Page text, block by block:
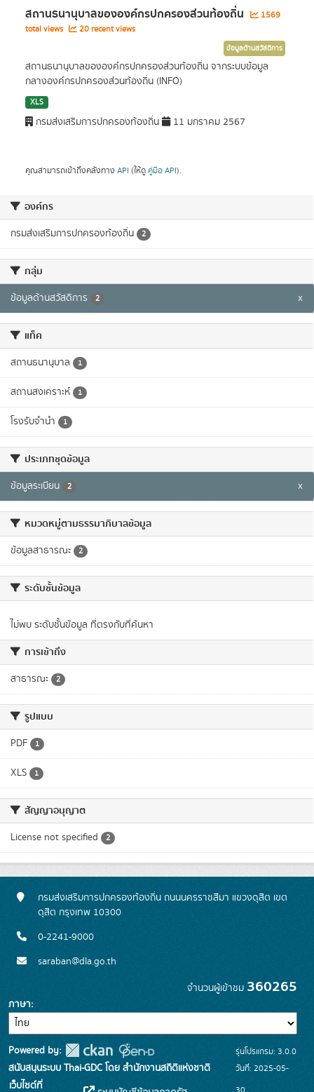
องค์กร
กรมส่งเสริมการปกครองท้องถิ่น 2
กลุ่ม
ข้อมูลด้านสวัสดิการ 2 x
แท็ค
สถานธนานุบาล 1
สถานสงเคราะห์ 1
โรงรับจำนำ 1
ประเภทชุดข้อมูล
ข้อมูลระเบียน 2 x
หมวดหมู่ตามธรรมาภิบาลข้อมูล
ข้อมูลสาธารณะ 2
ระดับชั้นข้อมูล
ไม่พบ ระดับชั้นข้อมูล ที่ตรงกับที่ค้นหา
การเข้าถึง
สาธารณะ 2
รูปแบบ
PDF 1
XLS 1
สัญญาอนุญาต
License not specified 2
สถานธนานุบาลขององค์กรปกครองส่วนท้องถิ่น
1569
total views
20 recent views
ข้อมูลด้านสวัสดิการ
สถานธนานุบาลขององค์กรปกครองส่วนท้องถิ่น จากระบบข้อมูล
กลางองค์กรปกครองส่วนท้องถิ่น (INFO)
XLS
กรมส่งเสริมการปกครองท้องถิ่น 11 มกราคม 2567
คุณสามารถเข้าถึงคลังทาง API (ให้ดู คู่มือ API).
กรมส่งเสริมการปกครองท้องถิ่น ถนนนครราชสีมา แขวงดุสิต เขต
ดุสิต กรุงเทพ 10300
0-2241-9000
saraban@dla.go.th
จำนวนผู้เข้าชม 360265
ภาษา
Powered by:
สนับสนุนระบบ Thai-GDC โดย สำนักงานสถิติแห่งชาติ
เว็บไซต์ที่
รุ่นโปรแกรม: 3.0.0
วันที่: 2025-05-